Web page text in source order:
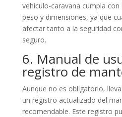
vehículo-caravana cumpla
peso y dimensiones, ya que
afectar tanto a la seguridad
seguro.
6. Manual de
registro de
Aunque no es obligatorio,
un registro actualizado del
recomendable. Este registro